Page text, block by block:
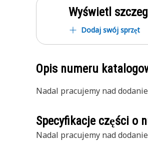
Wyświetl
Dodaj swój sprzęt
Opis numeru
Nadal pracujemy nad
Specyfikacje części o
Nadal pracujemy nad